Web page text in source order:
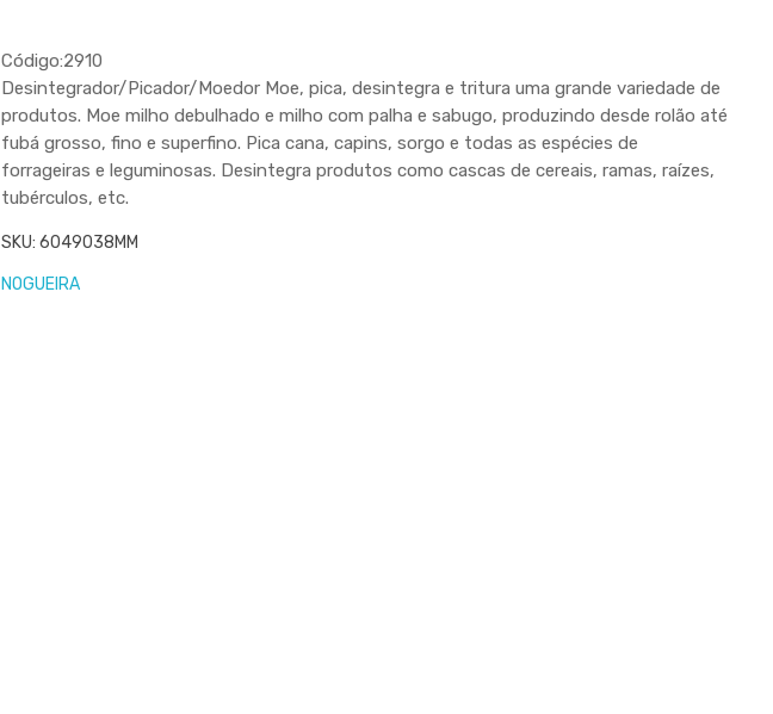
Código:2910
Desintegrador/Picador/Moedor Moe, pica, desintegra e tritura uma grande variedade de
produtos. Moe milho debulhado e milho com palha e sabugo, produzindo desde rolão até
fubá grosso, fino e superfino. Pica cana, capins, sorgo e todas as espécies de
forrageiras e leguminosas. Desintegra produtos como cascas de cereais, ramas, raízes,
tubérculos, etc.
SKU:6049038MM
NOGUEIRA